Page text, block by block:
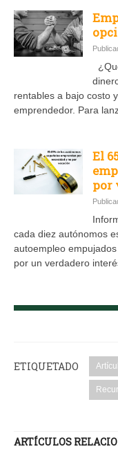
rentables a bajo costo
emprendedor. Para
El
por
cada diez autónomos
autoempleo
por un verdadero
ETIQUETADO
ARTÍCULOS